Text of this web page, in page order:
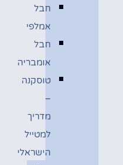
חבל
אמלפי
חבל
אומבריה
טוסקנה
–
מדריך
למטייל
הישראלי